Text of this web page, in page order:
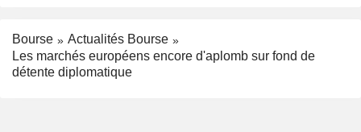
Bourse
Actualités Bourse
Les marchés européens encore d'aplomb sur fond de
détente diplomatique